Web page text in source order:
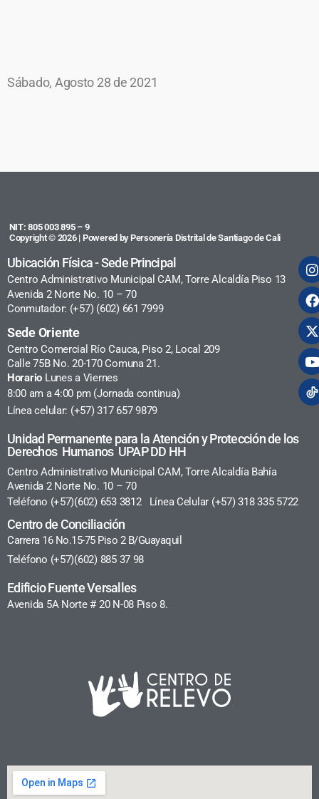
Sábado, Agosto 28 de 2021
NIT: 805 003 895 – 9
Copyright © 2026 | Powered by Personería Distrital de Santiago de Cali
Ubicación Física - Sede Principal
Centro Administrativo Municipal CAM, Torre Alcaldía Piso 13
Avenida 2 Norte No. 10 – 70
Conmutador: (+57) (602) 661 7999
Sede Oriente
Centro Comercial Río Cauca, Piso 2, Local 209
Calle 75B No. 20-170 Comuna 21.
Horario Lunes a Viernes
8:00 am a 4:00 pm (Jornada continua)
Línea celular: (+57) 317 657 9879
Unidad Permanente para la Atención y Protección de los
Derechos Humanos UPAP DD HH
Centro Administrativo Municipal CAM, Torre Alcaldía Bahía
Avenida 2 Norte No. 10 – 70
Teléfono (+57)(602) 653 3812 Línea Celular (+57) 318 335 5722
Centro de Conciliación
Carrera 16 No.15-75 Piso 2 B/Guayaquil
Teléfono (+57)(602) 885 37 98
Edificio Fuente Versalles
Avenida 5A Norte # 20 N-08 Piso 8.